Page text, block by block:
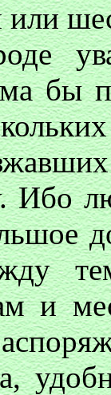
или
бы
Ибо
и